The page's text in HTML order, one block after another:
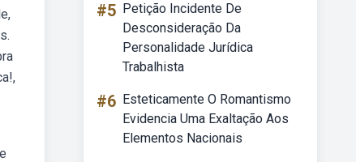
#5 Petição Incidente De
Desconsideração Da
Personalidade Jurídica
Trabalhista
#6 Esteticamente O Romantismo
Evidencia Uma Exaltação Aos
Elementos Nacionais